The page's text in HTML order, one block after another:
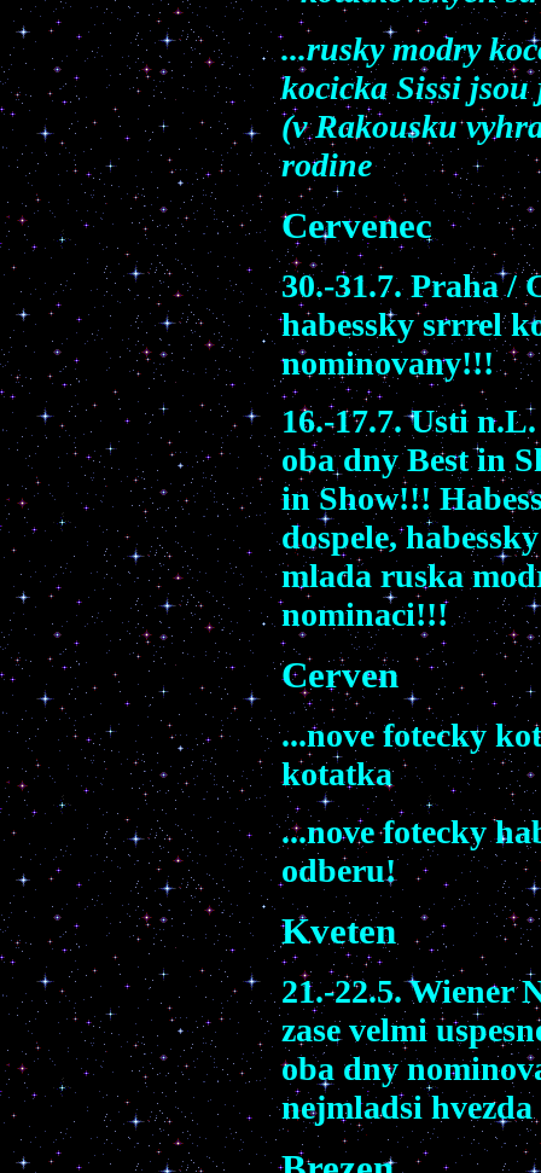
...rusky modry
kocicka Sissi jsou
(v Rakousku
rodine
Cervenec
30.-31.7. Praha /
habessky srrrel
nominovany!!!
16.-17.7. Usti
oba dny Best in
in Show!!!
dospele,
mlada ruska
nominaci!!!
Cerven
...nove fotecky
kotatka
...nove fotecky
odberu!
Kveten
21.-22.5. Wiener
zase velmi
oba dny
nejmladsi